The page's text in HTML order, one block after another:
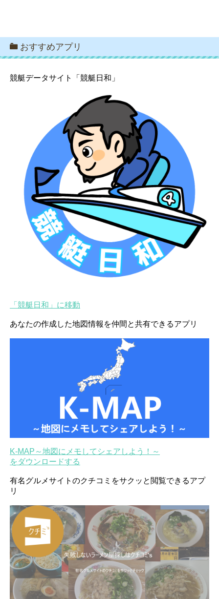
おすすめアプリ
競艇データサイト「競艇日和」
「競艇日和」に移動
あなたの作成した地図情報を仲間と共有できるアプリ
K-MAP～地図にメモしてシェアしよう！～
をダウンロードする
有名グルメサイトのクチコミをサクッと閲覧できるアプ
リ